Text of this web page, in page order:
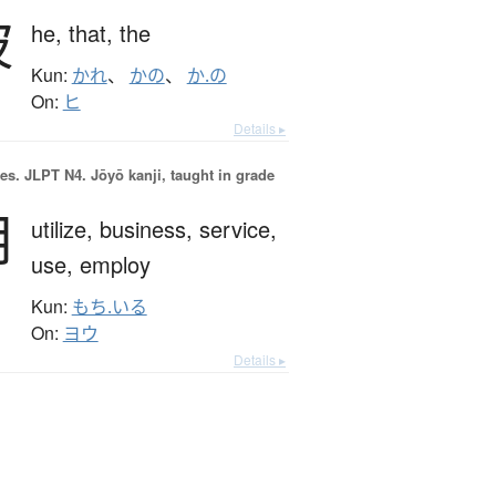
he, that, the
Kun: かれ、 かの、 か.の
On: ヒ
Details ▸
JLPT N4. Jōyō kanji, taught in grade
utilize, business, service,
use, employ
Kun: もち.いる
On: ヨウ
Details ▸